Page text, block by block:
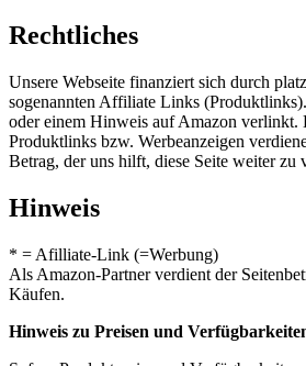
Rechtliches
Unsere Webseite finanziert sich durch
sogenannten Affiliate Links
oder einem Hinweis auf Amazon verlinkt.
Produktlinks bzw. Werbeanzeigen
Betrag, der uns hilft, diese Seite weiter zu
Hinweis
* = Afilliate-Link (=Werbung)
Als Amazon-Partner verdient der
Käufen.
Hinweis zu Preisen und